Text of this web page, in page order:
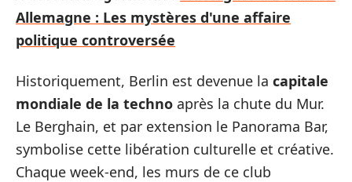
Allemagne : Les mystères d'une affaire
politique controversée
Historiquement, Berlin est devenue la capitale
mondiale de la techno après la chute du Mur.
Le Berghain, et par extension le Panorama Bar,
symbolise cette libération culturelle et créative.
Chaque week-end, les murs de ce club